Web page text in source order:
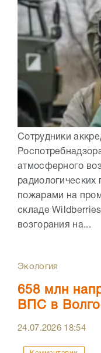
Сотрудники
атмосферного
радиологических
пожарами на
складе
возгорания на...
Экология
658 млн
ВПС в
24.07.2026 18:54